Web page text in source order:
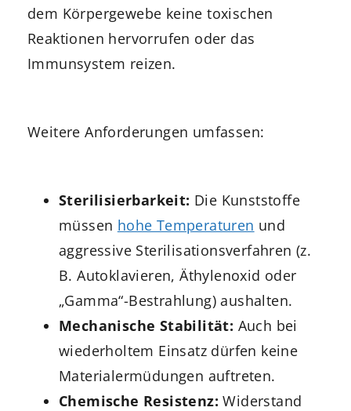
dem Körpergewebe keine toxischen
Reaktionen hervorrufen oder das
Immunsystem reizen.
Weitere Anforderungen umfassen:
Sterilisierbarkeit: Die Kunststoffe
müssen hohe Temperaturen und
aggressive Sterilisationsverfahren (z.
B. Autoklavieren, Äthylenoxid oder
„Gamma“-Bestrahlung) aushalten.
Mechanische Stabilität: Auch bei
wiederholtem Einsatz dürfen keine
Materialermüdungen auftreten.
Chemische Resistenz: Widerstand